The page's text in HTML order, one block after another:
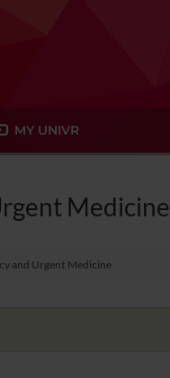
MY UNIVR
Medicine
and Urgent Medicine